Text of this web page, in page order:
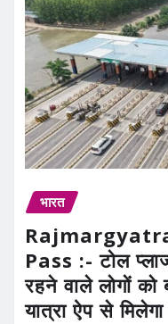
भारत
Pass :- टोल
रहने वाले लोगों को
यात्रा ऐप से